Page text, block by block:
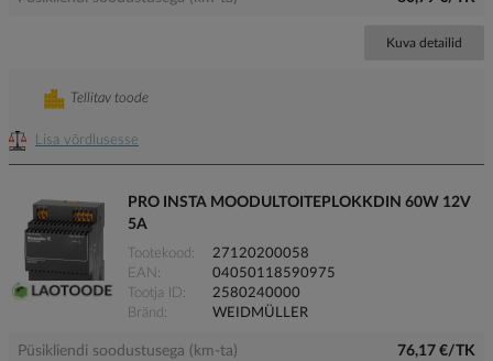
Kuva detailid
Lisa võrdlusesse
Tellitav toode
PRO INSTA MOODULTOITEPLOKKDIN 60W 12V
5A
Tootekood
27120200058
EAN
04050118590975
Tootja ID
2580240000
Bränd
WEIDMÜLLER
Püsikliendi soodustusega (km-ta) 76,17 €/TK